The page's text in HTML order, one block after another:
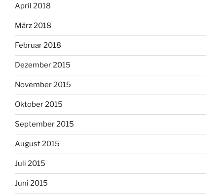
April 2018
März 2018
Februar 2018
Dezember 2015
November 2015
Oktober 2015
September 2015
August 2015
Juli 2015
Juni 2015